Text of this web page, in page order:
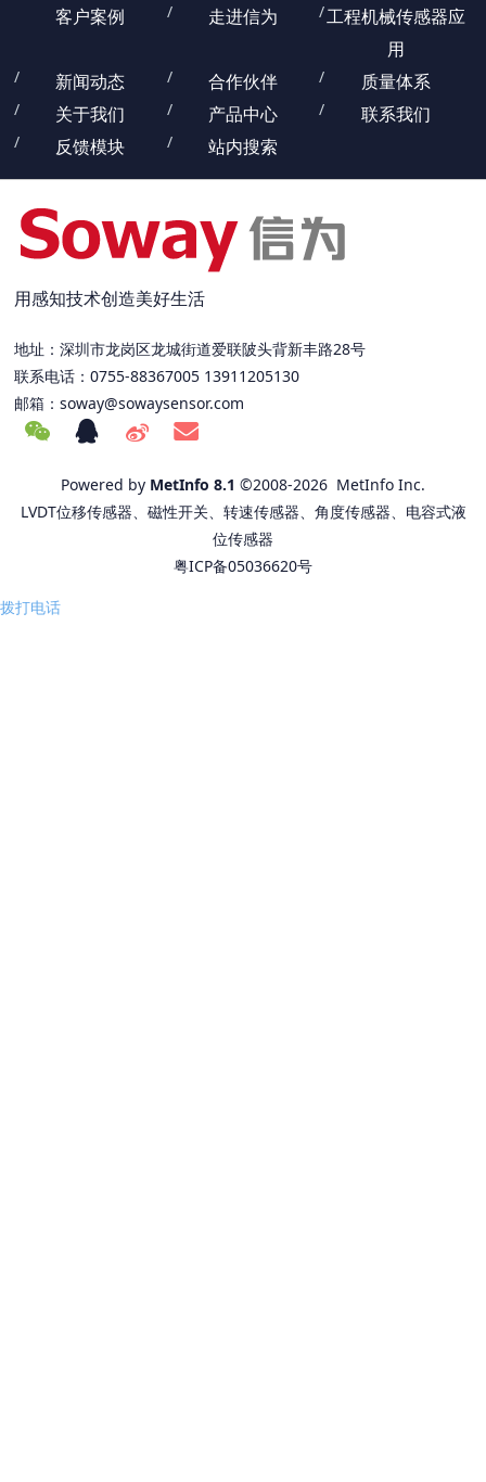
客户案例 走进信为
工程机械传感器应
用
新闻动态
合作伙伴
质量体系
关于我们
产品中心
联系我们
反馈模块
站内搜索
用感知技术创造美好生活
地址：深圳市龙岗区龙城街道爱联陂头背新丰路28号
联系电话：0755-88367005 13911205130
邮箱：soway@sowaysensor.com
Powered by MetInfo 8.1 ©2008-2026 MetInfo Inc.
LVDT位移传感器、磁性开关、转速传感器、角度传感器、电容式液
位传感器
粤ICP备05036620号
拨打电话